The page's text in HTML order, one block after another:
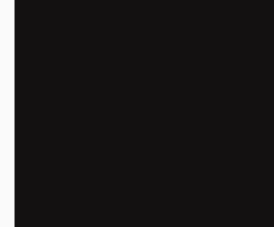
Parcerias como esta fortalecem a
do instituto e criam
mais pessoas conheçam a
Acompanhe o